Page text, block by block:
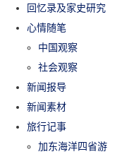
回忆录及家史研究
心情随笔
中国观察
社会观察
新闻报导
新闻素材
旅行记事
加东海洋四省游